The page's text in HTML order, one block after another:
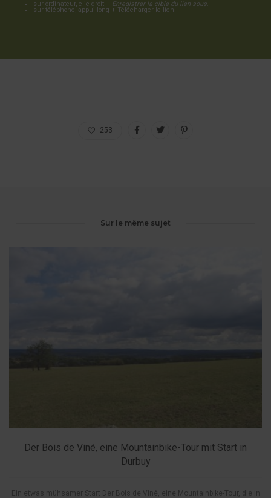
sur ordinateur, clic droit + Enregistrer la cible du lien sous.
sur téléphone, appui long + Télécharger le lien
253
Sur le même sujet
Der Bois de Viné, eine Mountainbike-Tour mit Start in
Durbuy
Ein etwas mühsamer Start Der Bois de Viné, eine Mountainbike-Tour, die in